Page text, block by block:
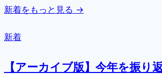
新着をもっと見る →
新着
【アーカイブ版】今年を振